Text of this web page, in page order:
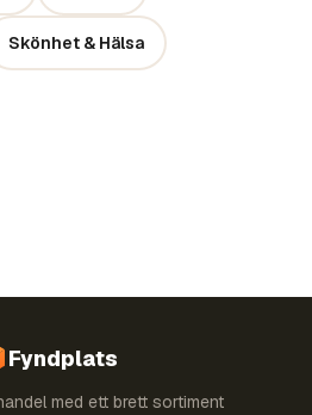
Skönhet & Hälsa
Fyndplats
med ett brett sortiment